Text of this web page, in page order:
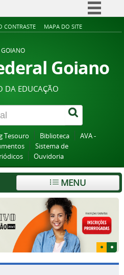
Simplifique!
Acesso à informação
Legislação
Canais
CONTRASTE MAPA DO SITE
GOIANO
Goiano
DA EDUCAÇÃO
Tesouro Biblioteca
AVA -
Sistema de
Ouvidoria
MENU